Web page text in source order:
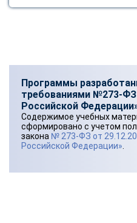
Программы
требованиями №273-ФЗ
Российской
Содержимое учебных
сформировано с учетом
закона № 273-ФЗ от
Российской Федерации»